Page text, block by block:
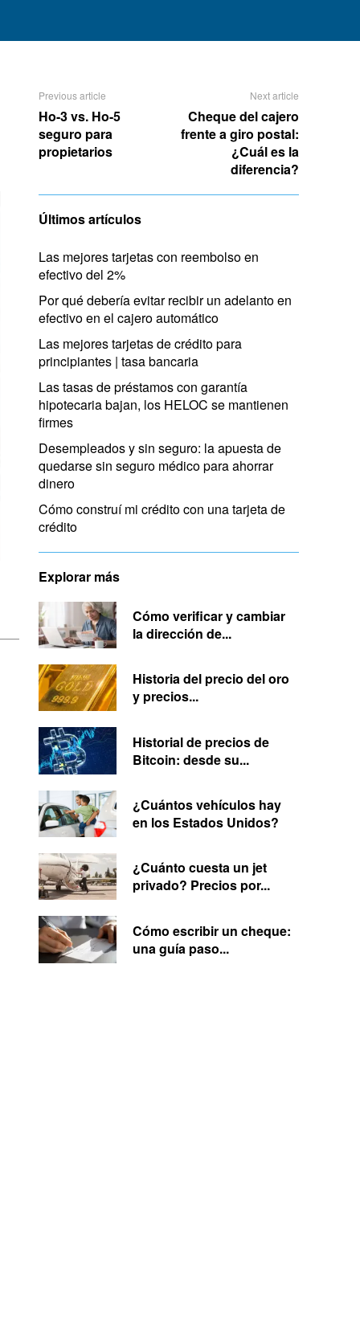
Previous article
Ho-3 vs. Ho-5
seguro para
propietarios
Next article
Cheque del cajero
frente a giro postal:
¿Cuál es la
diferencia?
Últimos artículos
Las mejores tarjetas con reembolso en
efectivo del 2%
Por qué debería evitar recibir un adelanto en
efectivo en el cajero automático
Las mejores tarjetas de crédito para
principiantes | tasa bancaria
Las tasas de préstamos con garantía
hipotecaria bajan, los HELOC se mantienen
firmes
Desempleados y sin seguro: la apuesta de
quedarse sin seguro médico para ahorrar
dinero
Cómo construí mi crédito con una tarjeta de
crédito
Explorar más
Cómo verificar y cambiar
la dirección de...
Historia del precio del oro
y precios...
Historial de precios de
Bitcoin: desde su...
¿Cuántos vehículos hay
en los Estados Unidos?
¿Cuánto cuesta un jet
privado? Precios por...
Cómo escribir un cheque:
una guía paso...